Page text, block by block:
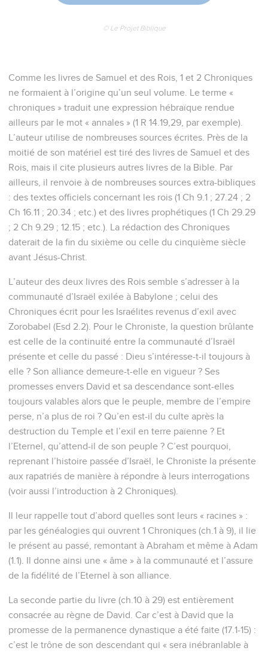
© Le Projet Biblique
Comme les livres de Samuel et des Rois, 1 et 2 Chroniques
ne formaient à l’origine qu’un seul volume. Le terme «
chroniques » traduit une expression hébraïque rendue
ailleurs par le mot « annales » (1 R 14.19,29, par exemple).
L’auteur utilise de nombreuses sources écrites. Près de la
moitié de son matériel est tiré des livres de Samuel et des
Rois, mais il cite plusieurs autres livres de la Bible. Par
ailleurs, il renvoie à de nombreuses sources extra-bibliques
: des textes officiels concernant les rois (1 Ch 9.1 ; 27.24 ; 2
Ch 16.11 ; 20.34 ; etc.) et des livres prophétiques (1 Ch 29.29
; 2 Ch 9.29 ; 12.15 ; etc.). La rédaction des Chroniques
daterait de la fin du sixième ou celle du cinquième siècle
avant Jésus-Christ.
L’auteur des deux livres des Rois semble s’adresser à la
communauté d’Israël exilée à Babylone ; celui des
Chroniques écrit pour les Israélites revenus d’exil avec
Zorobabel (Esd 2.2). Pour le Chroniste, la question brûlante
est celle de la continuité entre la communauté d’Israël
présente et celle du passé : Dieu s’intéresse-t-il toujours à
elle ? Son alliance demeure-t-elle en vigueur ? Ses
promesses envers David et sa descendance sont-elles
toujours valables alors que le peuple, membre de l’empire
perse, n’a plus de roi ? Qu’en est-il du culte après la
destruction du Temple et l’exil en terre païenne ? Et
l’Eternel, qu’attend-il de son peuple ? C’est pourquoi,
reprenant l’histoire passée d’Israël, le Chroniste la présente
aux rapatriés de manière à répondre à leurs interrogations
(voir aussi l’introduction à 2 Chroniques).
Il leur rappelle tout d’abord quelles sont leurs « racines » :
par les généalogies qui ouvrent 1 Chroniques (ch.1 à 9), il lie
le présent au passé, remontant à Abraham et même à Adam
(1.1). Il donne ainsi une « âme » à la communauté et l’assure
de la fidélité de l’Eternel à son alliance.
La seconde partie du livre (ch.10 à 29) est entièrement
consacrée au règne de David. Car c’est à David que la
promesse de la permanence dynastique a été faite (17.1-15) :
c’est le trône de son descendant qui « sera inébranlable à